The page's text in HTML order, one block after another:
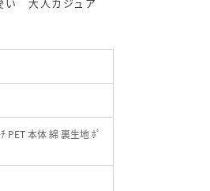
PET 本体 綿 裏生地 ﾎﾟ